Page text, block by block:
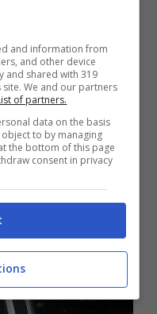
proprietari di
tanto tempo?
ha continuato
polizia
le impronte
ed ogni
che possa
alla
and information from
and other device
and shared with 319
We and our partners
of partners.
data on the basis
to by managing
the bottom of this page
consent in privacy